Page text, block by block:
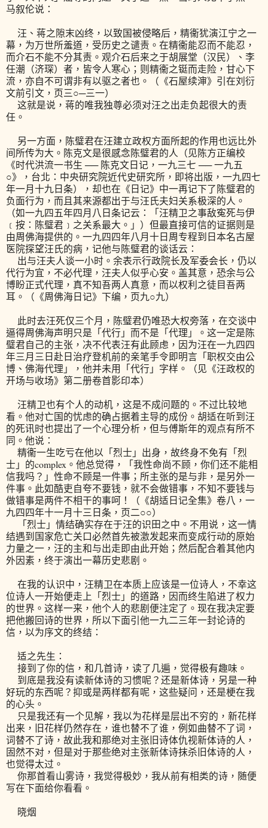
马叙伦说：
汪、蒋之隙末凶终，以致国被侵略后，精衞犹演江宁之一
幕，为万世所羞道，受历史之谴责。在精衞能忍而不能忍，
而介石不能不分其责。观介石后来之于胡展堂（汉民）、李
任潮（济琛）者，皆令人寒心；则精衞之铤而走险，甘心下
流，亦自不可谓非有以驱之者也。（《石屋续渖》引在刘衍
文前引文，页三○─三一）
这就是说，蒋的唯我独尊必须对汪之出走负起很大的责
任。
另一方面，陈璧君在汪建立政权方面所起的作用也远比外
间所传为大。陈克文是很感念陈璧君的人（见陈方正编校
《时代洪流一书生 ── 陈克文日记，一九三七 ── 一九五
○》，台北：中央研究院近代史研究所，即将出版，一九四七
年一月十九日条），却也在《日记》中一再记下了陈璧君的
负面行为，而且其来源都出于与汪氏夫妇关系极深的人。
（如一九四五年四月八日条记云：「汪精卫之事敌寃死与伊
﹝按：陈璧君﹞之关系最大。」）但最直接可信的证据则是
由周佛海提供的。一九四四年八月十日周专程到日本名古屋
医院探望汪氏的病，记他与陈璧君的谈话云：
出与汪夫人谈一小时。余表示行政院长及军委会长，仍以
代行为宜，不必代理，汪夫人似乎心安。盖其意，恐余与公
博盼正式代理，真不知吾两人真意，而以权利之徒目吾两
耳。（《周佛海日记》下编，页九○九）
此时去汪死仅三个月，陈璧君仍唯恐大权旁落，在交谈中
逼得周佛海声明只是「代行」而不是「代理」。这一定是陈
璧君自己的主张，决不代表汪有此顾虑，因为汪在一九四四
年三月三日赴日治疗登机前的亲笔手令即明言「职权交由公
博、佛海代理」，他并未用「代行」字样。（见《汪政权的
开场与收场》第二册卷首影印本）
汪精卫也有个人的动机，这是不成问题的。不过比较地
看。他对亡国的忧虑的确占据着主导的成份。胡适在听到汪
的死讯时也提出了一个心理分析，但与傅斯年的观点有所不
同。他说：
精衞一生吃亏在他以「烈士」出身，故终身不免有「烈
士」的complex。他总觉得，「我性命尚不顾，你们还不能相
信我吗？」性命不顾是一件事；所主张的是与非，是另外一
件事。此如酷吏自夸不要钱，就不会做错事，不知不要钱与
做错事是两件不相干的事呵！（《胡适日记全集》卷八，一
九四四年十一月十三日条，页二○○）
「烈士」情结确实存在于汪的识田之中。不用说，这一情
结遇到国家危亡关口必然首先被激发起来而变成行动的原始
力量之一，汪的主和与出走即由此开始；然后配合着其他内
外因素，终于演出一幕历史悲剧。
在我的认识中，汪精卫在本质上应该是一位诗人，不幸这
位诗人一开始便走上「烈士」的道路，因而终生陷进了权力
的世界。这样一来，他个人的悲剧便注定了。现在我决定要
把他搬回诗的世界，所以下面引他一九二三年一封论诗的
信，以为序文的终结：
适之先生：
接到了你的信，和几首诗，读了几遍，觉得极有趣味。
到底是我没有读新体诗的习惯呢？还是新体诗，另是一种
好玩的东西呢？抑或是两样都有呢，这些疑问，还是梗在我
的心头。
只是我还有一个见解，我以为花样是层出不穷的，新花样
出来，旧花样仍然存在，谁也替不了谁，例如曲替不了词，
词替不了诗，故此我和那绝对主张旧诗体仇视新体诗的人，
固然不对，但是对于那些绝对主张新体诗抹杀旧体诗的人，
也觉得太过。
你那首看山雾诗，我觉得极妙，我从前有相类的诗，随便
写在下面给你看看。
晓烟